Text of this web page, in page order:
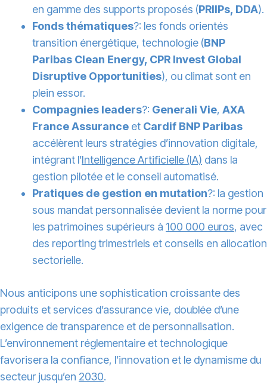
en gamme des supports proposés (PRIIPs, DDA).
Fonds thématiques?: les fonds orientés
transition énergétique, technologie (BNP
Paribas Clean Energy, CPR Invest Global
Disruptive Opportunities), ou climat sont en
plein essor.
Compagnies leaders?: Generali Vie, AXA
France Assurance et Cardif BNP Paribas
accélèrent leurs stratégies d’innovation digitale,
intégrant l’Intelligence Artificielle (IA) dans la
gestion pilotée et le conseil automatisé.
Pratiques de gestion en mutation?: la gestion
sous mandat personnalisée devient la norme pour
les patrimoines supérieurs à 100 000 euros, avec
des reporting trimestriels et conseils en allocation
sectorielle.
Nous anticipons une sophistication croissante des
produits et services d’assurance vie, doublée d’une
exigence de transparence et de personnalisation.
L’environnement réglementaire et technologique
favorisera la confiance, l’innovation et le dynamisme du
secteur jusqu’en 2030.